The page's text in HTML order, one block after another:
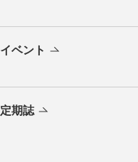
イベント
定期誌